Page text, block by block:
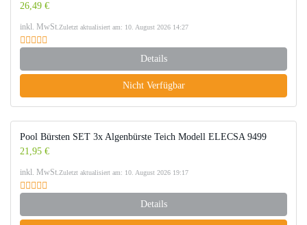
26,49 €
inkl. MwSt.Zuletzt aktualisiert am: 10. August 2026 14:27
Details
Nicht Verfügbar
Pool Bürsten SET 3x Algenbürste Teich Modell ELECSA 9499
21,95 €
inkl. MwSt.Zuletzt aktualisiert am: 10. August 2026 19:17
Details